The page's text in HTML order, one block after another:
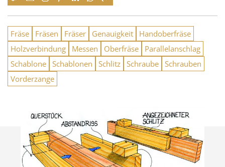
Fräse Fräsen Fräser Genauigkeit
Handoberfräse
Holzverbindung
Messen Oberfräse
Parallelanschlag
Schablone Schablonen Schlitz Schraube Schrauben
Vorderzange